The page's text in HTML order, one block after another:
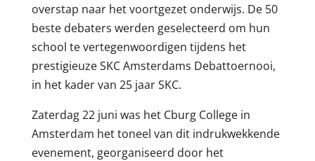
overstap naar het voortgezet onderwijs. De 50
beste debaters werden geselecteerd om hun
school te vertegenwoordigen tijdens het
prestigieuze SKC Amsterdams Debattoernooi,
in het kader van 25 jaar SKC.
Zaterdag 22 juni was het Cburg College in
Amsterdam het toneel van dit indrukwekkende
evenement, georganiseerd door het